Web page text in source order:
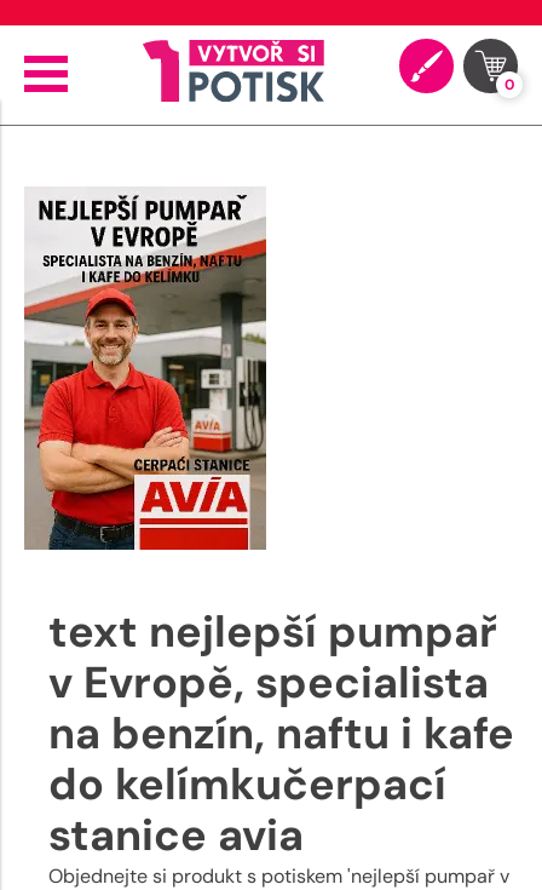
0
text nejlepší pumpař
v Evropě, specialista
na benzín, naftu i kafe
do kelímkučerpací
stanice avia
Objednejte si produkt s potiskem 'nejlepší pumpař v